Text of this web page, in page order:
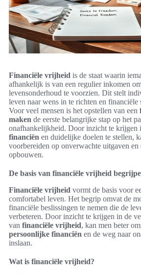
Financiële vrijheid is de staat waarin
afhankelijk is van een regulier inkomen
levensonderhoud te voorzien. Dit stelt
leven naar wens in te richten en financiële
Voor veel mensen is het opstellen van een
maken de eerste belangrijke stap op het
onafhankelijkheid. Door inzicht te krijgen
financiën en duidelijke doelen te stellen,
voorbereiden op onverwachte uitgaven en
opbouwen.
De basis van financiële vrijheid
Financiële vrijheid vormt de basis voor
comfortabel leven. Het begrip omvat de
financiële beslissingen te nemen die de
verbeteren. Door inzicht te krijgen in de
van financiële vrijheid, kan men beter
persoonlijke financiën en de weg naar
inslaan.
Wat is financiële vrijheid?